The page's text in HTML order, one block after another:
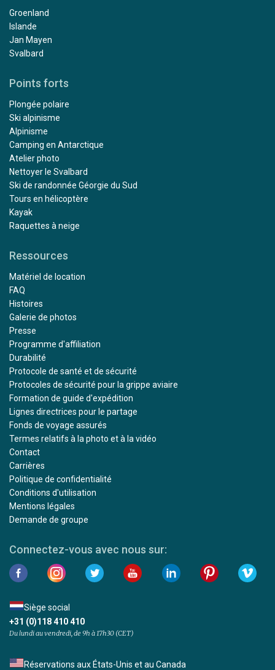
Groenland
Islande
Jan Mayen
Svalbard
Points forts
Plongée polaire
Ski alpinisme
Alpinisme
Camping en Antarctique
Atelier photo
Nettoyer le Svalbard
Ski de randonnée Géorgie du Sud
Tours en hélicoptère
Kayak
Raquettes à neige
Ressources
Matériel de location
FAQ
Histoires
Galerie de photos
Presse
Programme d'affiliation
Durabilité
Protocole de santé et de sécurité
Protocoles de sécurité pour la grippe aviaire
Formation de guide d'expédition
Lignes directrices pour le partage
Fonds de voyage assurés
Termes relatifs à la photo et à la vidéo
Contact
Carrières
Politique de confidentialité
Conditions d'utilisation
Mentions légales
Demande de groupe
Connectez-vous avec nous sur:
Siège social
+31 (0)118 410 410
Du lundi au vendredi, de 9h à 17h30 (CET)
Réservations aux États-Unis et au Canada